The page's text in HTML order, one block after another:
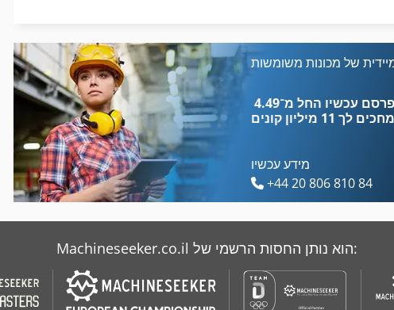
במחט במכונת
בן בוגר
מסתובבשל מכונות משומשות
מחכים לך 11 מיליון קונים
מידע עכשיו
+44 20 806 810 84
Machineseeker.co.il הוא נותן החסות הרשמי של: